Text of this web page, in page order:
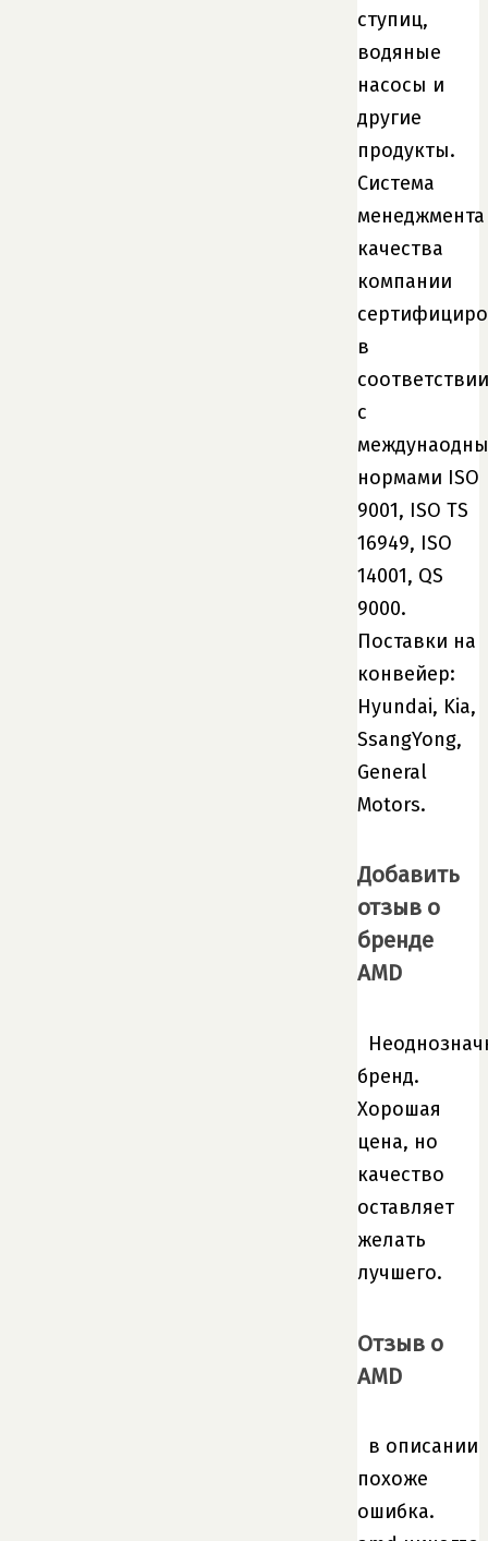
ступиц,
водяные
насосы и
другие
продукты.
Система
менеджмента
качества
компании
в
соответствии
с
нормами ISO
9001, ISO TS
16949, ISO
14001, QS
9000.
Поставки на
конвейер:
Hyundai, Kia,
SsangYong,
General
Motors.
Добавить
отзыв о
бренде
AMD
бренд.
Хорошая
цена, но
качество
оставляет
желать
лучшего.
Отзыв о
AMD
в описании
похоже
ошибка.